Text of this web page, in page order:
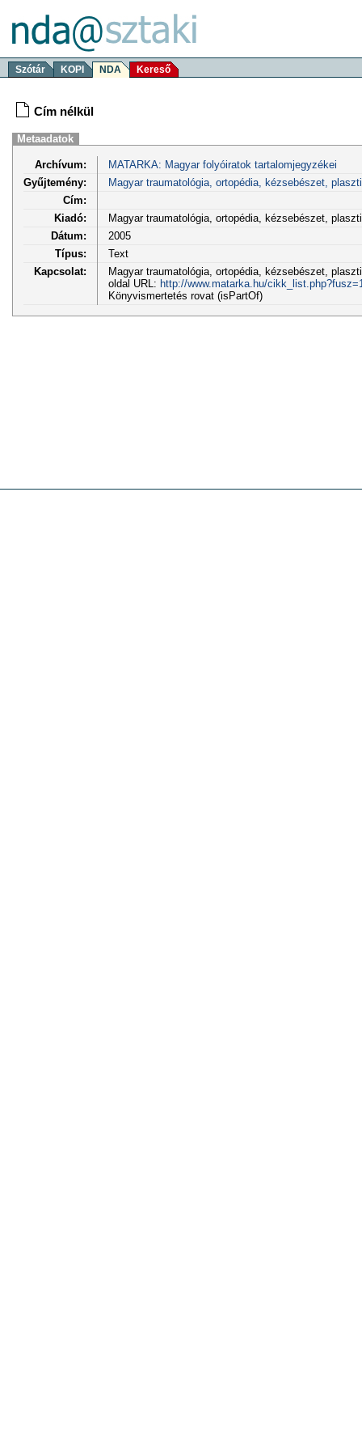
Szótár KOPI NDA Kereső
Cím nélkül
Metaadatok
Archívum:
MATARKA: Magyar folyóiratok tartalomjegyzékei
Gyűjtemény:
Magyar traumatológia, ortopédia, kézsebészet,
Cím:
Kiadó:
Magyar traumatológia, ortopédia, kézsebészet,
Dátum:
2005
Típus:
Text
Kapcsolat:
Magyar traumatológia, ortopédia, kézsebészet,
oldal URL: http://www.matarka.hu/
Könyvismertetés rovat (isPartOf)